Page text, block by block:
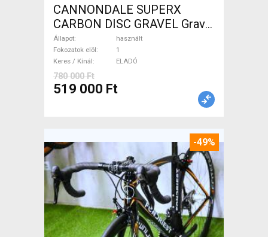
CANNONDALE SUPERX
CARBON DISC GRAVEL Gravel
/ CX tárcsafék használt
ELADÓ
Állapot
használt
Fokozatok elöl
1
Keres / Kínál
ELADÓ
780 000 Ft
519 000 Ft
-49%